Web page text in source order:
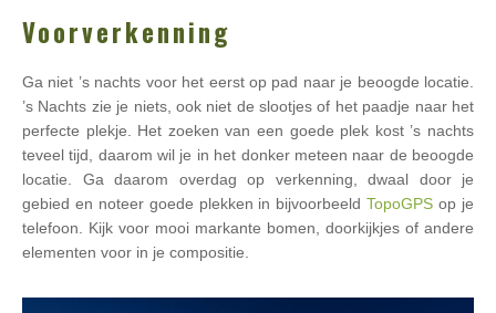
Voorverkenning
Ga niet ’s nachts voor het eerst op pad naar je beoogde locatie.
’s Nachts zie je niets, ook niet de slootjes of het paadje naar het
perfecte plekje. Het zoeken van een goede plek kost ’s nachts
teveel tijd, daarom wil je in het donker meteen naar de beoogde
locatie. Ga daarom overdag op verkenning, dwaal door je
gebied en noteer goede plekken in bijvoorbeeld TopoGPS op je
telefoon. Kijk voor mooi markante bomen, doorkijkjes of andere
elementen voor in je compositie.